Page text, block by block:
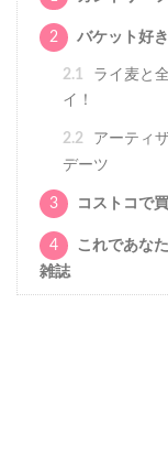
2 バケット好
2.1
ライ麦と
イ！
2.2
アーティ
デーツ
3 コストコで
4
これであな
雑誌